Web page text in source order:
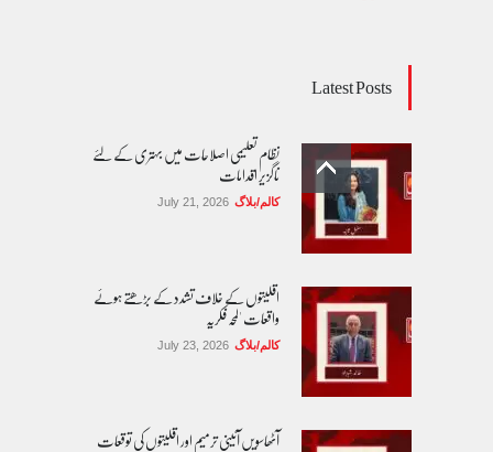
Latest Posts
نظام تعلیمی اصلاحات میں بہتری کے لئے
ناگزیر اقدامات
کالم/بلاگ July 21, 2026
اقلیتوں کے خلاف تشدد کے بڑھتے ہوئے
واقعات 'لمحہ فکریہ
کالم/بلاگ July 23, 2026
آٹھاسویں آئینی ترمیم اور اقلیتوں کی توقعات